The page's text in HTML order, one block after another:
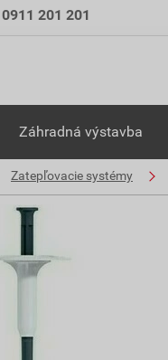
0911 201 201
Záhradná výstavba
Zatepľovacie systémy